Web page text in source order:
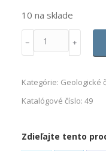
10 na sklade
Množstvo
﹣ ﹢
Kategórie: Geologické
Katalógové číslo: 49
Zdieľajte tento